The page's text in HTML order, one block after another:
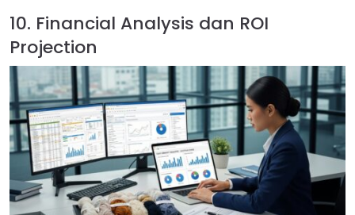
10. Financial Analysis dan ROI
Projection